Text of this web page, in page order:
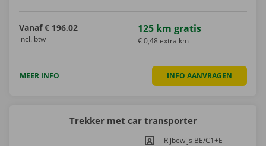
Vanaf € 196,02
incl. btw
125 km gratis
€ 0,48 extra km
MEER INFO INFO AANVRAGEN
Trekker met car transporter
Rijbewijs BE/C1+E